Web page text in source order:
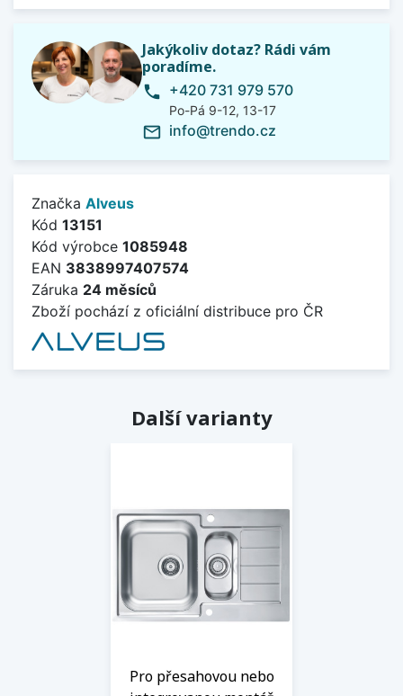
Jakýkoliv dotaz? Rádi vám
poradíme.
phone +420 731 979 570
Po-Pá 9-12, 13-17
mail_outline info@trendo.cz
Značka Alveus
Kód 13151
Kód výrobce 1085948
EAN 3838997407574
Záruka 24 měsíců
Zboží pochází z oficiální distribuce pro ČR
Další varianty
Pro přesahovou nebo